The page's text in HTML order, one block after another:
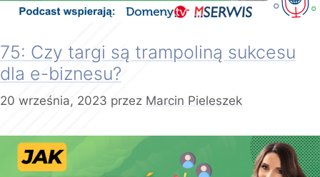
75: Czy targi są trampoliną sukcesu
dla e-biznesu?
20 września, 2023 przez Marcin Pieleszek